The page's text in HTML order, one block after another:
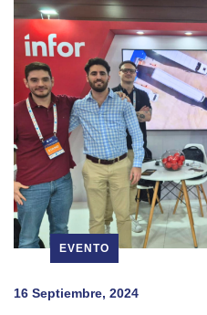
EVENTO
16 Septiembre, 2024